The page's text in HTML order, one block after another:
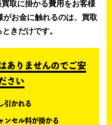
取に掛かる費用をお客様
がお金に触れるのは、買取
きだけです。
ありませんのでご安
さい
引かれる
ンセル料が掛かる